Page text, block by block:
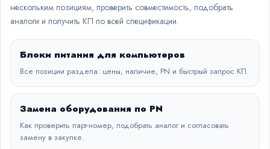
нескольким позициям, проверить совместимость, подобрать
аналоги и получить КП по всей спецификации.
Блоки питания для компьютеров
Все позиции раздела: цены, наличие, PN и быстрый запрос КП.
Замена оборудования по PN
Как проверить парт-номер, подобрать аналог и согласовать
замену в закупке.